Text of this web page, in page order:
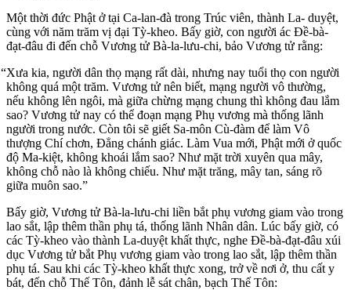
Một thời đức Phật ở tại Ca-lan-đà trong Trúc viên, thành La- duyệt,
cùng với năm trăm vị đại Tỳ-kheo. Bấy giờ, con người ác Đề-bà-
đạt-đâu đi đến chỗ Vương tử Bà-la-lưu-chi, bảo Vương tử rằng:
“Xưa kia, người dân thọ mạng rất dài, nhưng nay tuổi thọ con người
không quá một trăm. Vương tử nên biết, mạng người vô thường,
nếu không lên ngôi, mà giữa chừng mạng chung thì không đau lắm
sao? Vương tử nay có thể đoạn mạng Phụ vương mà thống lãnh
người trong nước. Còn tôi sẽ giết Sa-môn Cù-đàm để làm Vô
thượng Chí chơn, Đẳng chánh giác. Làm Vua mới, Phật mới ở quốc
độ Ma-kiệt, không khoái lắm sao? Như mặt trời xuyên qua mây,
không chỗ nào là không chiếu. Như mặt trăng, mây tan, sáng rõ
giữa muôn sao.”
Bấy giờ, Vương tử Bà-la-lưu-chi liền bắt phụ vương giam vào trong
lao sắt, lập thêm thần phụ tá, thống lãnh Nhân dân. Lúc bấy giờ, có
các Tỳ-kheo vào thành La-duyệt khất thực, nghe Đề-bà-đạt-đâu xúi
dục Vương tử bắt Phụ vương giam vào trong lao sắt, lập thêm thần
phụ tá. Sau khi các Tỳ-kheo khất thực xong, trở về nơi ở, thu cất y
bát, đến chỗ Thế Tôn, đảnh lễ sát chân, bạch Thế Tôn: